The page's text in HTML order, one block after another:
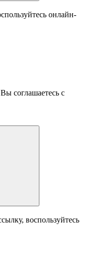
онлайн-
соглашаетесь с
воспользуйтесь